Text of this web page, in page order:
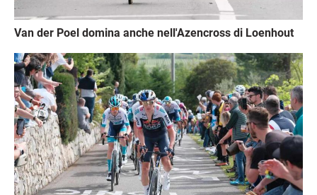
Van der Poel domina anche nell'Azencross di Loenhout
Immagine